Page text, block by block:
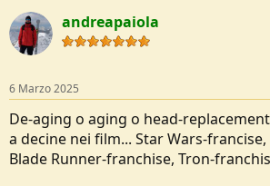
r
e
D
s
c
u
s
s
i
I
n
i
o
andreapaiola
6 Marzo 2025
De-aging o aging o head-
a decine nei film... Star Wars-
Blade Runner-franchise, Tron-